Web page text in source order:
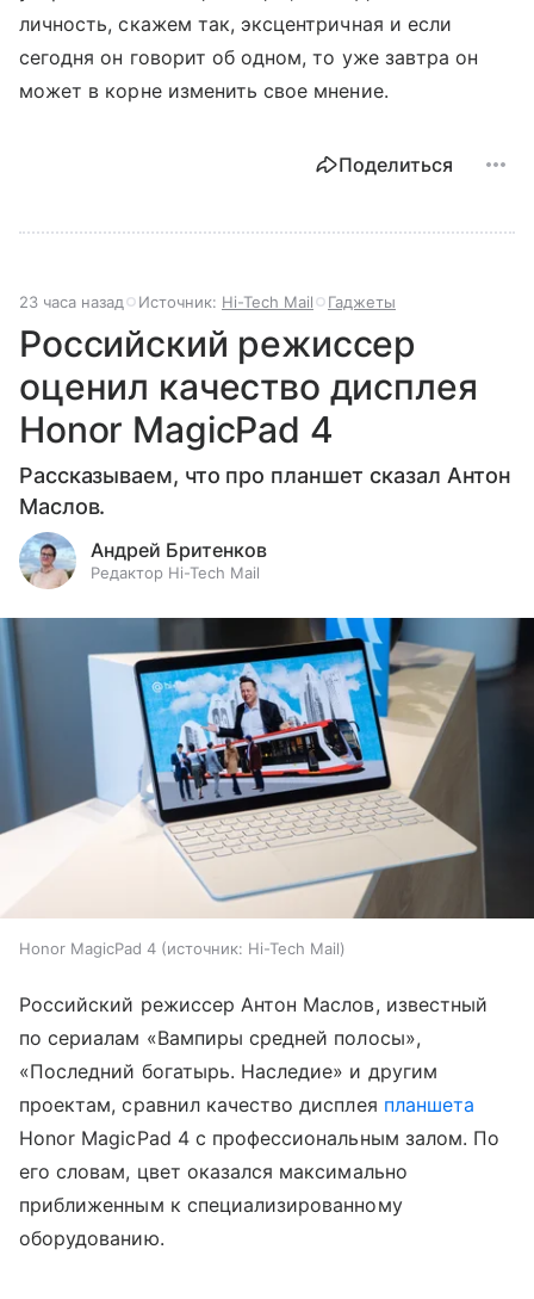
личность, скажем так, эксцентричная и если
сегодня он говорит об одном, то уже завтра он
может в корне изменить свое мнение.
Поделиться
23 часа назад Источник: Hi-Tech Mail Гаджеты
Российский режиссер
оценил качество дисплея
Honor MagicPad 4
Рассказываем, что про планшет сказал Антон
Маслов.
Андрей Бритенков
Редактор Hi-Tech Mail
Honor MagicPad 4 источник: Hi-Tech Mail
Российский режиссер Антон Маслов, известный
по сериалам «Вампиры средней полосы»,
«Последний богатырь. Наследие» и другим
проектам, сравнил качество дисплея планшета
Honor MagicPad 4 с профессиональным залом. По
его словам, цвет оказался максимально
приближенным к специализированному
оборудованию.